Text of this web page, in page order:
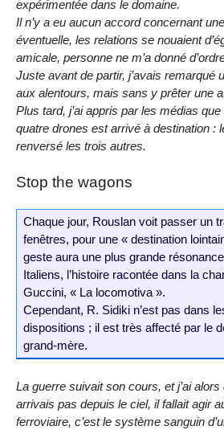
expérimentée dans le domaine.
Il n’y a eu aucun accord concernant
éventuelle, les relations se nouaient
amicale, personne ne m’a donné
Juste avant de partir, j’avais remarqué
aux alentours, mais sans y prêter une
Plus tard, j’ai appris par les médias que
quatre drones est arrivé à destination :
renversé les trois autres.
Stop the wagons
Chaque jour, Rouslan voit passer un
fenêtres, pour une « destination
geste aura une plus grande
Italiens, l’histoire racontée dans la
Guccini, « La locomotiva ».
Cependant, R. Sidiki n’est pas dans
dispositions ; il est très affecté par le
grand-mère.
La guerre suivait son cours, et j’ai alors
arrivais pas depuis le ciel, il fallait agir
ferroviaire, c’est le système sanguin